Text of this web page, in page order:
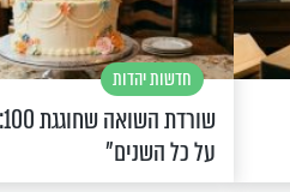
חדשות יהדות
על כל השנים"